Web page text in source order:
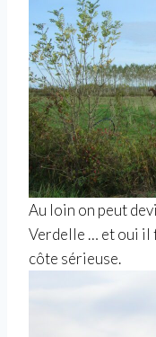
Au loin on peut
Verdelle … et oui il
côte sérieuse.